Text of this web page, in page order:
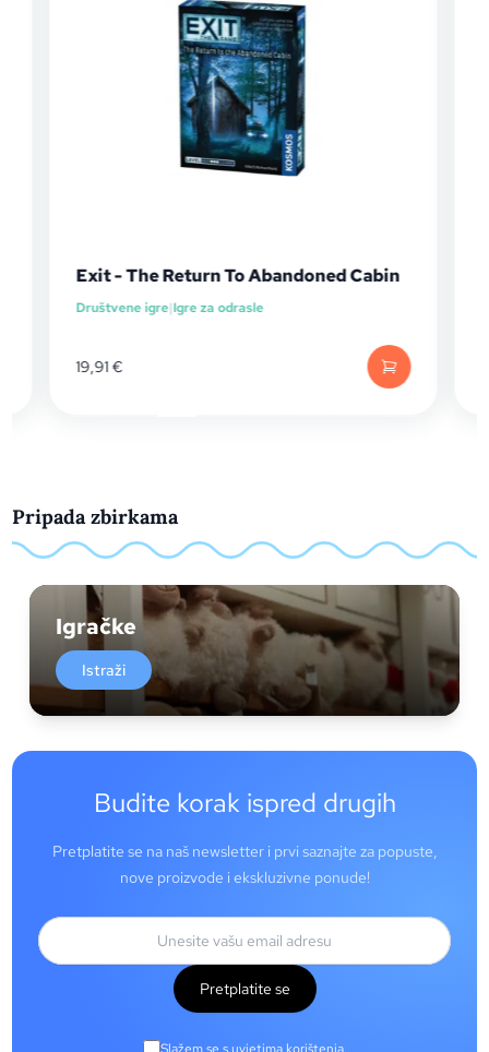
Exit - The Return To Abandoned Cabin
Društvene igre|Igre za odrasle
19,91€
Pripada zbirkama
Igračke
Istraži
Budite korak ispred drugih
Pretplatite se na naš newsletter i prvi saznajte za popuste,
nove proizvode i ekskluzivne ponude!
Pretplatite se